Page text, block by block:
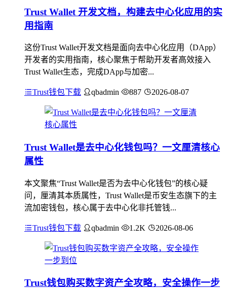
Trust Wallet 开发文档，构建去中心化应用的实
用指南
这份Trust Wallet开发文档是面向去中心化应用（DApp）
开发者的实用指南，核心聚焦于帮助开发者高效接入
Trust Wallet生态，完成DApp与加密...
Trust钱包下载 qbadmin 887 2026-08-07
Trust Wallet是去中心化钱包吗？一文厘清核心
属性
本文聚焦“Trust Wallet是否为去中心化钱包”的核心疑
问，厘清其本质属性，Trust Wallet是币安生态旗下的主
流加密钱包，核心属于去中心化非托管钱...
Trust钱包下载 qbadmin 1.2K 2026-08-06
Trust钱包购买数字资产全攻略，安全操作一步